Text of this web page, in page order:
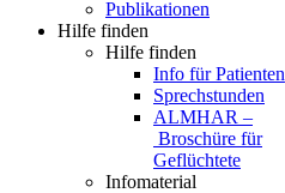
Publikationen
Hilfe finden
Hilfe finden
Info für Patienten
Sprechstunden
ALMHAR –
Broschüre für
Geflüchtete
Infomaterial